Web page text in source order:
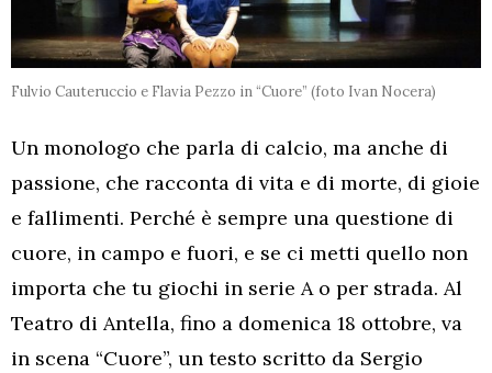
Fulvio Cauteruccio e Flavia Pezzo in “Cuore” (foto Ivan Nocera)
Un monologo che parla di calcio, ma anche di
passione, che racconta di vita e di morte, di gioie
e fallimenti. Perché è sempre una questione di
cuore, in campo e fuori, e se ci metti quello non
importa che tu giochi in serie A o per strada. Al
Teatro di Antella, fino a domenica 18 ottobre, va
in scena “Cuore”, un testo scritto da Sergio